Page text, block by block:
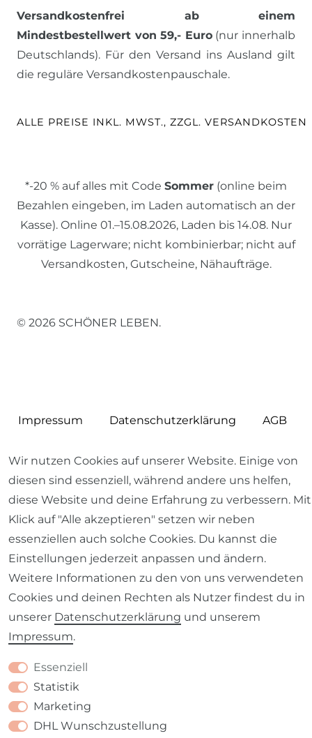
Versandkostenfrei ab einem
Mindestbestellwert von 59,- Euro(nur innerhalb
Deutschlands). Für den Versand ins Ausland gilt
die reguläre Versandkostenpauschale.
ALLE PREISE INKL. MWST., ZZGL. VERSANDKOSTEN
*-20 % auf alles mit Code Sommer (online beim
Bezahlen eingeben, im Laden automatisch an der
Kasse). Online 01.–15.08.2026, Laden bis 14.08. Nur
vorrätige Lagerware; nicht kombinierbar; nicht auf
Versandkosten, Gutscheine, Nähaufträge.
© 2026 SCHÖNER LEBEN.
Impressum Daten­schutz­erklärung AGB
Barrierefreiheitserklärung Widerrufs­recht
VERTRAG WIDERRUFEN Kontakt
Wir nutzen Cookies auf unserer Website. Einige von
diesen sind essenziell, während andere uns helfen,
diese Website und deine Erfahrung zu verbessern. Mit
Klick auf "Alle akzeptieren" setzen wir neben
essenziellen auch solche Cookies. Du kannst die
Einstellungen jederzeit anpassen und ändern.
Weitere Informationen zu den von uns verwendeten
Cookies und deinen Rechten als Nutzer findest du in
unserer Daten­schutz­erklärung und unserem
Impressum.
Essenziell
Statistik
Marketing
DHL Wunschzustellung